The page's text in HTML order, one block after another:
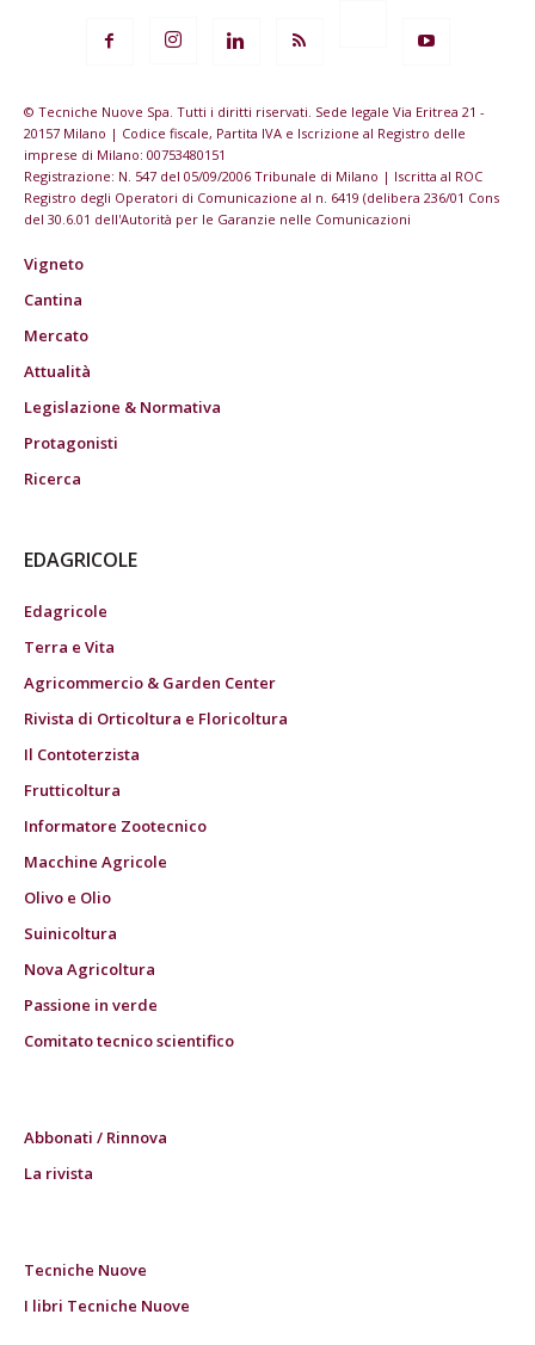
© Tecniche Nuove Spa. Tutti i diritti riservati. Sede legale Via Eritrea 21 -
20157 Milano | Codice fiscale, Partita IVA e Iscrizione al Registro delle
imprese di Milano: 00753480151
Registrazione: N. 547 del 05/09/2006 Tribunale di Milano | Iscritta al ROC
Registro degli Operatori di Comunicazione al n. 6419 (delibera 236/01 Cons
del 30.6.01 dell'Autorità per le Garanzie nelle Comunicazioni
Vigneto
Cantina
Mercato
Attualità
Legislazione & Normativa
Protagonisti
Ricerca
EDAGRICOLE
Edagricole
Terra e Vita
Agricommercio & Garden Center
Rivista di Orticoltura e Floricoltura
Il Contoterzista
Frutticoltura
Informatore Zootecnico
Macchine Agricole
Olivo e Olio
Suinicoltura
Nova Agricoltura
Passione in verde
Comitato tecnico scientifico
Abbonati / Rinnova
La rivista
Tecniche Nuove
I libri Tecniche Nuove